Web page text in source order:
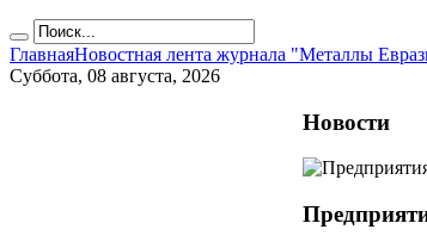
ГлавнаяНовостная лента журнала "Металлы
Суббота, 08 августа, 2026
Новости